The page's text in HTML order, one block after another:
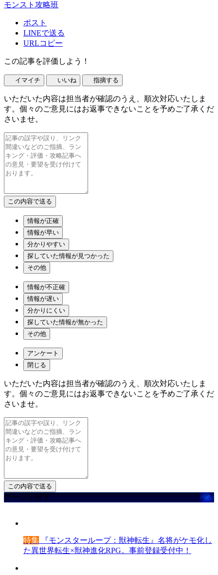
モンスト攻略班
ポスト
LINEで送る
URLコピー
この記事を評価しよう！
イマイチ いいね 指摘する
いただいた内容は担当者が確認のうえ、順次対応いたしま
す。個々のご意見にはお返事できないことを予めご了承くだ
さいませ。
情報が正確
情報が早い
分かりやすい
探していた情報が見つかった
その他
情報が不正確
情報が遅い
分かりにくい
探していた情報が無かった
その他
アンケート
閉じる
いただいた内容は担当者が確認のうえ、順次対応いたしま
す。個々のご意見にはお返事できないことを予めご了承くだ
さいませ。
ゲームを探す
特集 『モンスターループ：獣神転生』名将がケモ化し
た異世界転生×獣神進化RPG。事前登録受付中！